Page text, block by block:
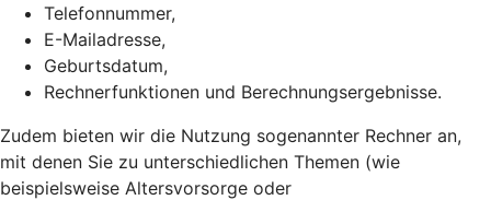
Telefonnummer,
E-Mailadresse,
Geburtsdatum,
Rechnerfunktionen und Berechnungsergebnisse.
Zudem bieten wir die Nutzung sogenannter Rechner an,
mit denen Sie zu unterschiedlichen Themen (wie
beispielsweise Altersvorsorge oder